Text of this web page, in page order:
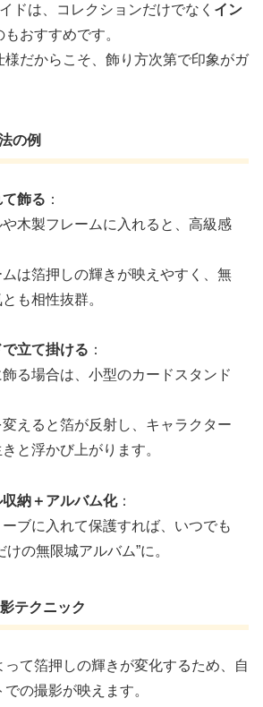
ドは、コレクションだけでなく イン
もおすすめです。
様だからこそ、飾り方次第で印象がガ
の例
飾る ：
木製フレームに入れると、高級感
は箔押しの輝きが映えやすく、無
も相性抜群。
立て掛ける ：
る場合は、小型のカードスタンド
えると箔が反射し、キャラクター
と浮かび上がります。
納＋アルバム化：
ブに入れて保護すれば、いつでも
けの無限城アルバム”に。
テクニック
て箔押しの輝きが変化するため、自
の撮影が映えます。